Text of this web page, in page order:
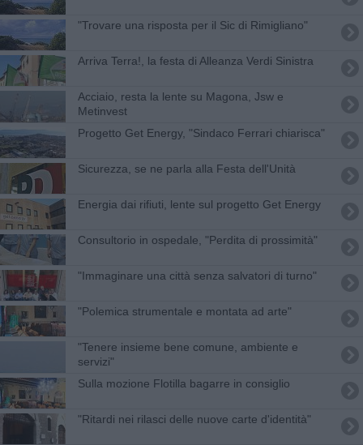
"Trovare una risposta per il Sic di Rimigliano"
Arriva Terra!, la festa di Alleanza Verdi Sinistra
Acciaio, resta la lente su Magona, Jsw e
Metinvest
Progetto Get Energy, "Sindaco Ferrari chiarisca"
Sicurezza, se ne parla alla Festa dell'Unità
Energia dai rifiuti, lente sul progetto Get Energy
Consultorio in ospedale, "Perdita di prossimità"
"Immaginare una città senza salvatori di turno"
"Polemica strumentale e montata ad arte"
"Tenere insieme bene comune, ambiente e
servizi"
Sulla mozione Flotilla bagarre in consiglio
"Ritardi nei rilasci delle nuove carte d'identità"